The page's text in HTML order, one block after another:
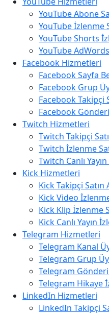
YouTube Abone
YouTube İzlenme
YouTube Shorts
YouTube
Facebook Hizmetleri
Facebook Sayfa
Facebook Grup
Facebook Takipçi
Facebook
Twitch Hizmetleri
Twitch Takipçi
Twitch İzlenme
Twitch Canlı
Kick Hizmetleri
Kick Takipçi Satın
Kick Video
Kick Klip İzlenme
Kick Canlı Yayın
Telegram Hizmetleri
Telegram Kanal
Telegram Grup
Telegram
Telegram Hikaye
LinkedIn Hizmetleri
LinkedIn Takipçi